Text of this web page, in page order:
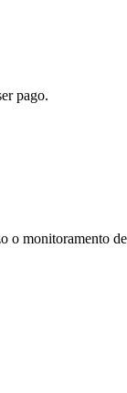
pago.
monitoramento